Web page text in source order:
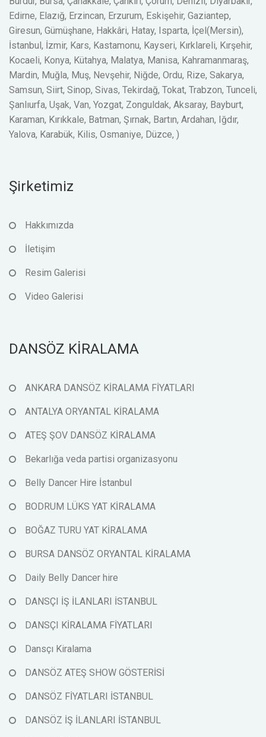
Edirne, Elazığ, Erzincan, Erzurum, Eskişehir, Gaziantep,
Giresun, Gümüşhane, Hakkâri, Hatay, Isparta, İçel(Mersin),
İstanbul, İzmir, Kars, Kastamonu, Kayseri, Kırklareli, Kırşehir,
Kocaeli, Konya, Kütahya, Malatya, Manisa, Kahramanmaraş,
Mardin, Muğla, Muş, Nevşehir, Niğde, Ordu, Rize, Sakarya,
Samsun, Siirt, Sinop, Sivas, Tekirdağ, Tokat, Trabzon, Tunceli,
Şanlıurfa, Uşak, Van, Yozgat, Zonguldak, Aksaray, Bayburt,
Karaman, Kırıkkale, Batman, Şırnak, Bartın, Ardahan, Iğdır,
Yalova, Karabük, Kilis, Osmaniye, Düzce, )
Şirketimiz
Hakkımızda
İletişim
Resim Galerisi
Video Galerisi
DANSÖZ KİRALAMA
ANKARA DANSÖZ KİRALAMA FİYATLARI
ANTALYA ORYANTAL KİRALAMA
ATEŞ ŞOV DANSÖZ KİRALAMA
Bekarlığa veda partisi organizasyonu
Belly Dancer Hire İstanbul
BODRUM LÜKS YAT KİRALAMA
BOĞAZ TURU YAT KİRALAMA
BURSA DANSÖZ ORYANTAL KİRALAMA
Daily Belly Dancer hire
DANSÇI İŞ İLANLARI İSTANBUL
DANSÇI KİRALAMA FİYATLARI
Dansçı Kiralama
DANSÖZ ATEŞ SHOW GÖSTERİSİ
DANSÖZ FİYATLARI İSTANBUL
DANSÖZ İŞ İLANLARI İSTANBUL